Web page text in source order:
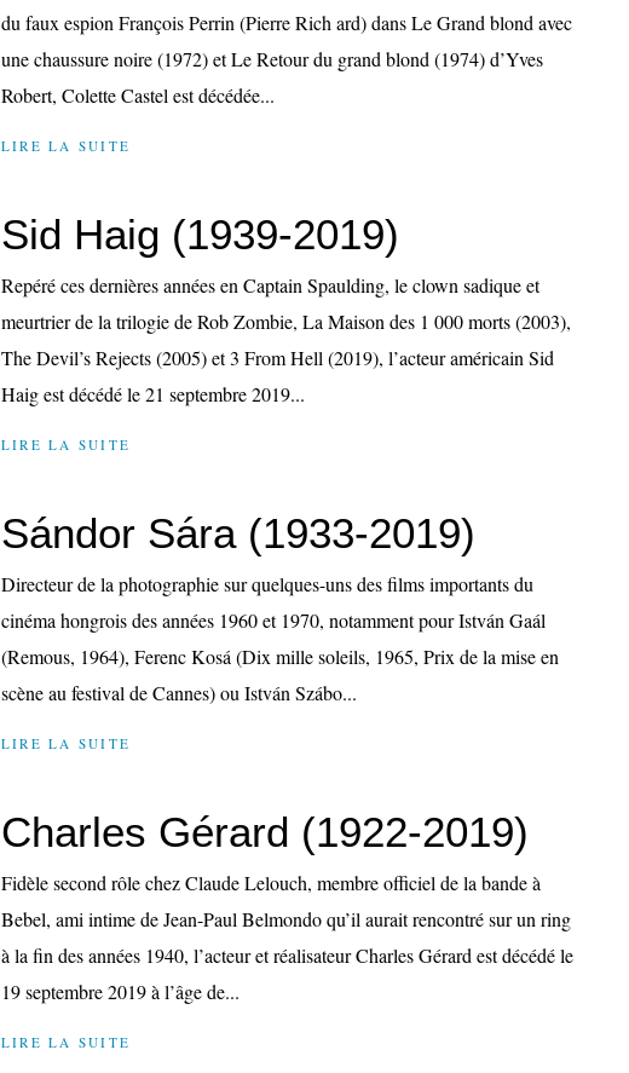
du faux espion François Perrin (Pierre Rich ard) dans Le Grand blond avec
une chaussure noire (1972) et Le Retour du grand blond (1974) d’Yves
Robert, Colette Castel est décédée...
LIRE LA SUITE
Sid Haig (1939-2019)
Repéré ces dernières années en Captain Spaulding, le clown sadique et
meurtrier de la trilogie de Rob Zombie, La Maison des 1 000 morts (2003),
The Devil’s Rejects (2005) et 3 From Hell (2019), l’acteur américain Sid
Haig est décédé le 21 septembre 2019...
LIRE LA SUITE
Sándor Sára (1933-2019)
Directeur de la photographie sur quelques-uns des films importants du
cinéma hongrois des années 1960 et 1970, notamment pour István Gaál
(Remous, 1964), Ferenc Kosá (Dix mille soleils, 1965, Prix de la mise en
scène au festival de Cannes) ou István Szábo...
LIRE LA SUITE
Charles Gérard (1922-2019)
Fidèle second rôle chez Claude Lelouch, membre officiel de la bande à
Bebel, ami intime de Jean-Paul Belmondo qu’il aurait rencontré sur un ring
à la fin des années 1940, l’acteur et réalisateur Charles Gérard est décédé le
19 septembre 2019 à l’âge de...
LIRE LA SUITE